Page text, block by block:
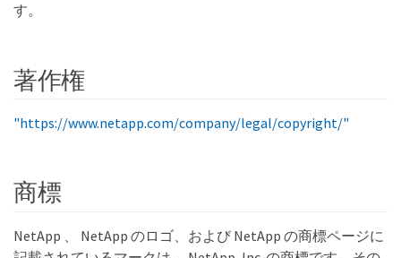
す。
著作権
"https://www.netapp.com/company/legal/copyright/"
商標
NetApp 、 NetApp のロゴ、および NetApp の商標ページに